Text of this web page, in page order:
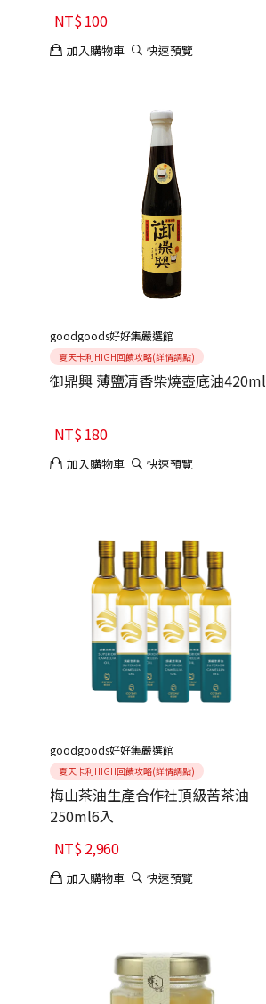
NT$100
加入購物車 快速預覽
goodgoods好好集嚴選館
夏天卡利HIGH回饋攻略(詳情請點)
御鼎興 薄鹽清香柴燒壺底油420ml
NT$180
加入購物車 快速預覽
goodgoods好好集嚴選館
夏天卡利HIGH回饋攻略(詳情請點)
梅山茶油生產合作社頂級苦茶油
250ml6入
NT$2,960
加入購物車 快速預覽